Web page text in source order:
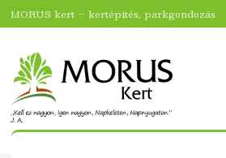
MORUS kert – kertépítés, parkgondozás